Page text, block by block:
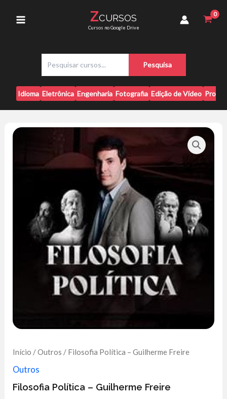
Menu
ZCURSOS
Cursos no Google Drive
s
q
u
i
a
r
Pesquisa
Idioma Eletrônica Engenharia Fotografia Edição de Vídeo
Início /Outros / Filosofia Política – Guilherme Freire
Outros
Filosofia Política – Guilherme Freire
quantidade